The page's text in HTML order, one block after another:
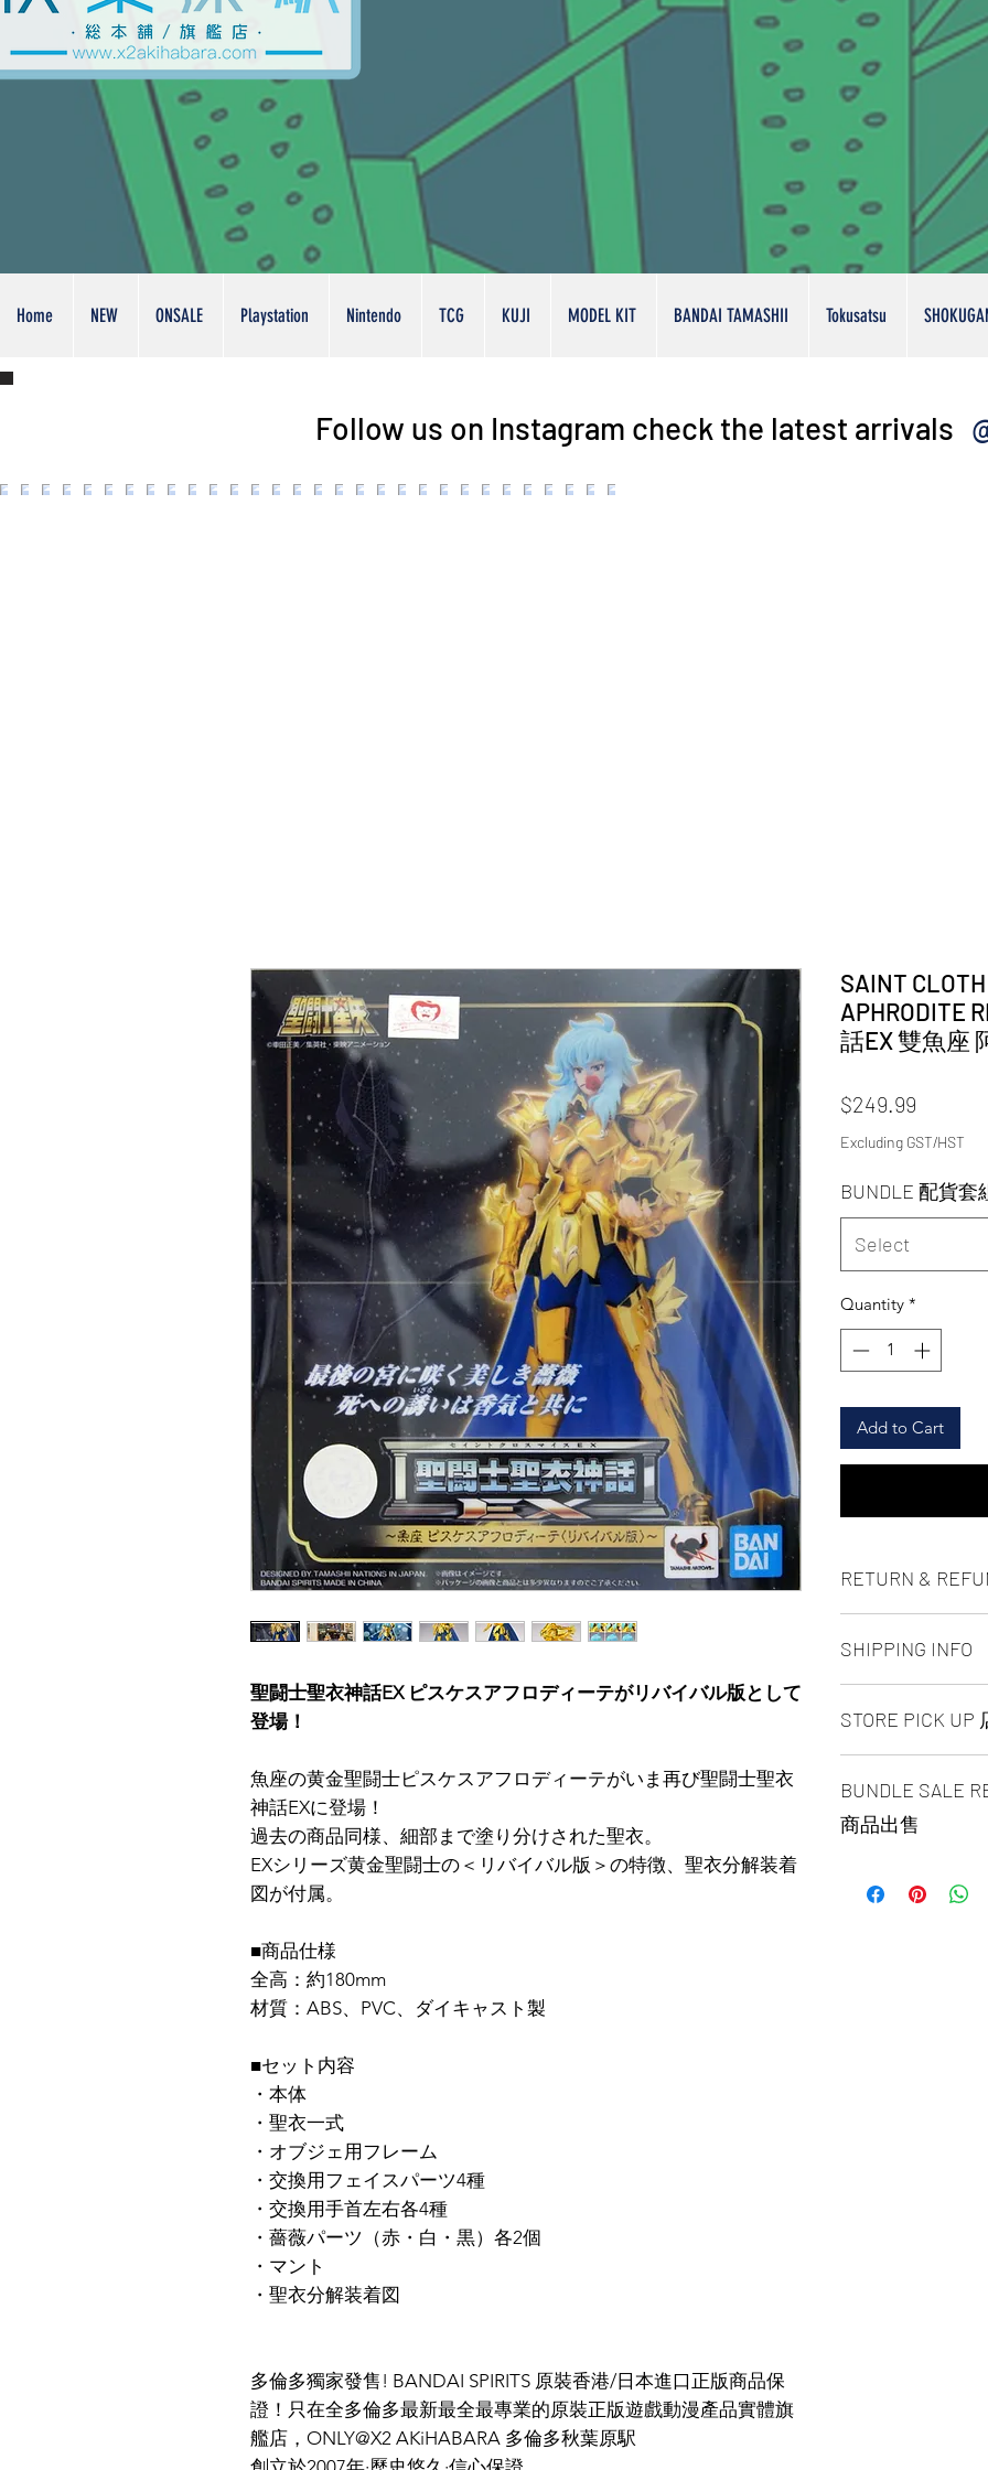
Home NEW ONSALE Playstation Nintendo TCG KUJI MODEL KIT BANDAI TAMASHII Tokusatsu
Follow us on Instagram check the latest arrivals
聖闘士聖衣神話EX ピスケスアフロディーテがリバイバル版として
登場！
魚座の黄金聖闘士ピスケスアフロディーテがいま再び聖闘士聖衣
神話EXに登場！
過去の商品同様、細部まで塗り分けされた聖衣。
EXシリーズ黄金聖闘士の＜リバイバル版＞の特徴、聖衣分解装着
図が付属。
■商品仕様
全高：約180mm
材質：ABS、PVC、ダイキャスト製
■セット内容
・本体
・聖衣一式
・オブジェ用フレーム
・交換用フェイスパーツ4種
・交換用手首左右各4種
・薔薇パーツ（赤・白・黒）各2個
・マント
・聖衣分解装着図
多倫多獨家發售! BANDAI SPIRITS 原裝香港/日本進口正版商品保
證！只在全多倫多最新最全最專業的原裝正版遊戲動漫產品實體旗
艦店，ONLY@X2 AKiHABARA 多倫多秋葉原駅
SAINT
APHRODITE
話EX 雙魚座
$249.99
Excluding GST/HST
BUNDLE 配貨套
Select
Quantity *
Add to Cart
RETURN &
NO REFUND OR
SHIPPING INFO
days ）
If you want select
contact us via
facebook or
our delivery
STORE PICK UP
same day pick up
before 6:00pm
arrange to next
location is our
BUNDLE SALE
商品出售
SAINT CLOTH